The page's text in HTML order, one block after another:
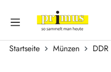
Zum Hauptinhalt springen
Startseite Münzen DDR